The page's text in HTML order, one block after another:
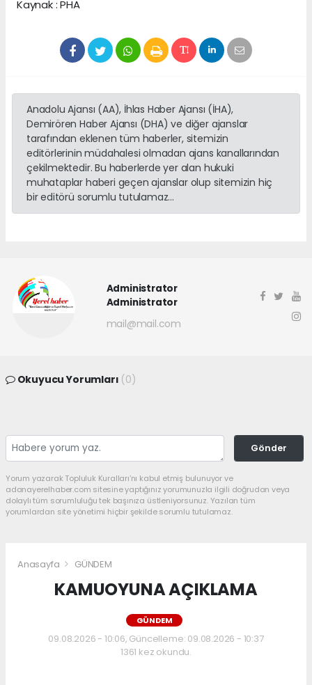
Kaynak : PHA
Anadolu Ajansı (AA), İhlas Haber Ajansı (İHA),
Demirören Haber Ajansı (DHA) ve diğer ajanslar
tarafından eklenen tüm haberler, sitemizin
editörlerinin müdahalesi olmadan ajans kanallarından
çekilmektedir. Bu haberlerde yer alan hukuki
muhataplar haberi geçen ajanslar olup sitemizin hiç
bir editörü sorumlu tutulamaz...
Administrator
Administrator
mail@mail.com
Okuyucu Yorumları (0)
Gönder
Yorum yazarak Topluluk Kuralları’nı kabul etmiş bulunuyor ve
adanayerelhaber.com sitesine yaptığınız yorumunuzla ilgili doğrudan veya
dolaylı tüm sorumluluğu tek başınıza üstleniyorsunuz. Yazılan tüm
yorumlardan site yönetimi hiçbir şekilde sorumlu tutulamaz.
Anasayfa GÜNDEM
KAMUOYUNA AÇIKLAMA
GÜNDEM
09.08.2026 - 10:06, Güncelleme: 09.08.2026 - 10:37
1361 kez okundu.